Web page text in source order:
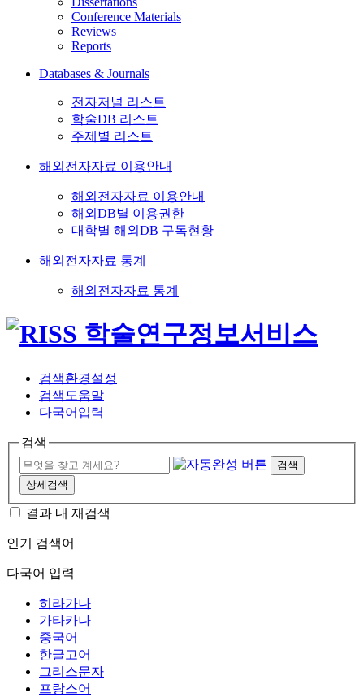
Conference Materials
Reviews
Reports
Databases & Journals
전자저널 리스트
학술DB 리스트
주제별 리스트
해외전자자료 이용안내
해외전자자료 이용안내
해외DB별 이용권한
대학별 해외DB 구독현황
해외전자자료 통계
해외전자자료 통계
검색환경설정
검색도움말
다국어입력
검색
검색
상세검색
결과 내 재검색
인기 검색어
다국어 입력
히라가나
가타카나
중국어
한글고어
그리스문자
프랑스어